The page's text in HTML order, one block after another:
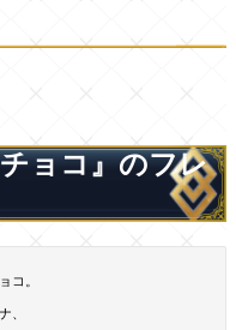
ョコ』のフレ
コ。
、